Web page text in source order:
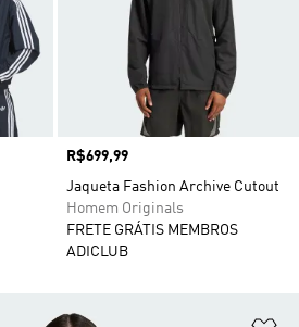
Preço
R$699,99
Jaqueta Fashion Archive Cutout
Homem Originals
FRETE GRÁTIS MEMBROS
ADICLUB